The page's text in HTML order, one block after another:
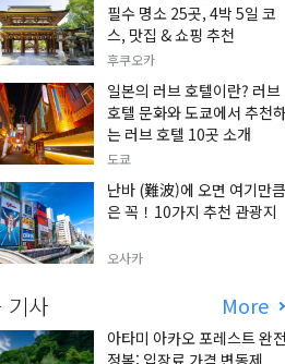
필수 명소 25곳, 4박 5일 코
스, 맛집 & 쇼핑 추천
후쿠오카
일본의 러브 호텔이란? 러브
호텔 문화와 도쿄에서 추천하
는 러브 호텔 10곳 소개
도쿄
난바 (難波)에 오면 여기만큼
은 꼭！10가지 추천 관광지
오사카
기사 More
아타미 아카오 포레스트 완전
정복: 입장료 가격 변동제,